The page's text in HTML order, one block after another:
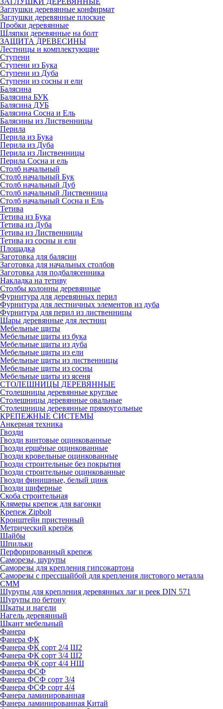
Заглушки деревянные конфирмат
Заглушки деревянные плоские
Пробки деревянные
Шляпки деревянные на болт
ЗАЩИТА ДРЕВЕСИНЫ
Лестницы и комплектующие
Ступени
Ступени из Бука
Ступени из Дуба
Ступени из сосны и ели
Балясина
Балясина БУК
Балясина ДУБ
Балясина Сосна и Ель
Балясины из Лиственницы
Перила
Перила из Бука
Перила из Дуба
Перила из Лиственницы
Перила Сосна и ель
Столб начальный
Столб начальный Бук
Столб начальный Дуб
Столб начальный Лиственница
Столб начальный Сосна и Ель
Тетива
Тетива из Бука
Тетива из Дуба
Тетива из Лиственницы
Тетива из сосны и ели
Площадка
Заготовка для балясин
Заготовка для начальных столбов
Заготовка для подбалясенника
Накладка на тетиву
Столбы колонны деревянные
Фурнитура для деревянных перил
Фурнитура для лестничных элементов из дуба
Фурнитура для перил из лиственницы
Шары деревянные для лестниц
Мебельные щиты
Мебельные щиты из бука
Мебельные щиты из дуба
Мебельные щиты из ели
Мебельные щиты из лиственницы
Мебельные щиты из сосны
Мебельные щиты из ясеня
СТОЛЕШНИЦЫ ДЕРЕВЯННЫЕ
Столешницы деревянные круглые
Столешницы деревянные овальные
Столешницы деревянные прямоугольные
КРЕПЕЖНЫЕ СИСТЕМЫ
Анкерная техника
Гвозди
Гвозди винтовые оцинкованные
Гвозди ершёные оцинкованные
Гвозди кровельные оцинкованные
Гвозди строительные без покрытия
Гвозди строительные оцинкованные
Гвозди финишные, белый цинк
Гвозди шиферные
Скоба строительная
Клямеры крепеж для вагонки
Крепеж Zipbolt
Кронштейн пристенный
Метрический крепёж
Шайбы
Шпильки
Перфорированный крепеж
Саморезы, шурупы
Саморезы для крепления гипсокартона
Саморезы с прессшайбой для крепления листового металла
СММ
Шурупы для крепления деревянных лаг и реек DIN 571
Шурупы по бетону
Шкаты и нагели
Нагель деревянный
Шкант мебельный
Фанера
Фанера ФК
Фанера ФК сорт 2/4 Ш2
Фанера ФК сорт 3/4 Ш2
Фанера ФК сорт 4/4 НШ
Фанера ФСФ
Фанера ФСФ сорт 3/4
Фанера ФСФ сорт 4/4
Фанера ламинированная
Фанера ламинированная Китай